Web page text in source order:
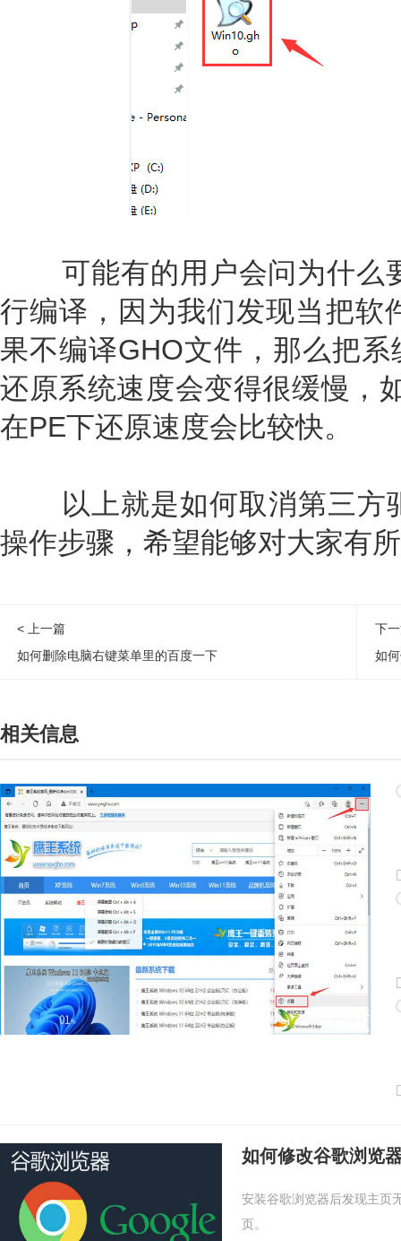
可能有的用户会问为什么
行编译，因为我们发现当把软
果不编译GHO文件，那么把
还原系统速度会变得很缓慢，
在PE下还原速度会比较快。
以上就是如何取消第三方
操作步骤，希望能够对大家有
< 上一篇
如何删除电脑右键菜单里的百度一下
下
如
相关信息
如何修改谷歌浏览
安装谷歌浏览器后发现主页
页。